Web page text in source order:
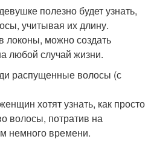
полезно будет узнать,
учитывая их длину.
локоны, можно создать
любой случай жизни.
распущенные волосы (с
хотят узнать, как просто
волосы, потратив на
немного времени.